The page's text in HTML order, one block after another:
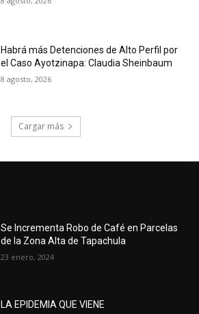
Habrá más Detenciones de Alto Perfil por
el Caso Ayotzinapa: Claudia Sheinbaum
8 agosto, 2026
Cargar más
Se Incrementa Robo de Café en Parcelas
de la Zona Alta de Tapachula
23 enero, 2024
LA EPIDEMIA QUE VIENE